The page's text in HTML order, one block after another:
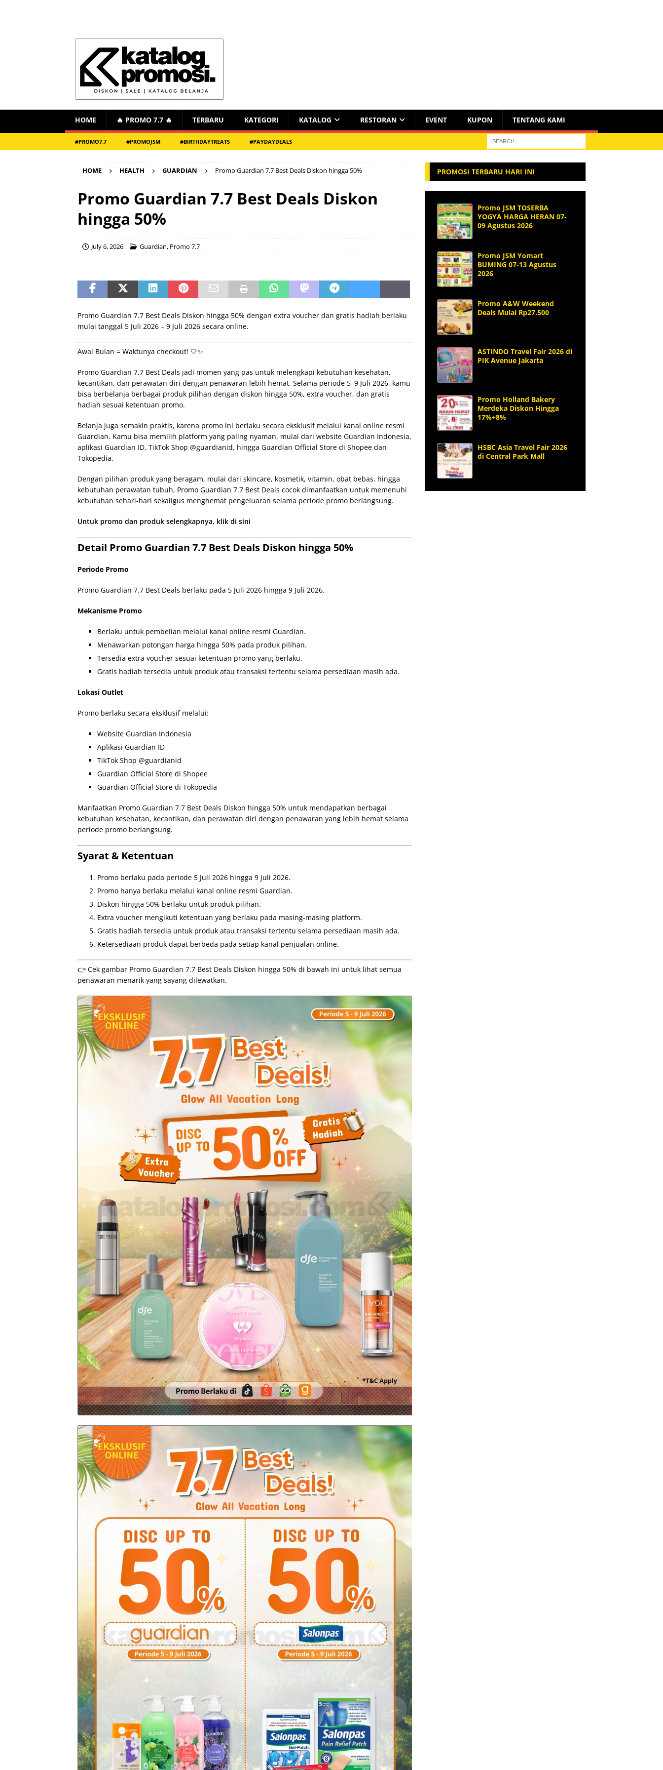
HOME 🔥 PROMO 7.7 🔥 TERBARU KATEGORI KATALOG RESTORAN EVENT KUPON TENTANG KAMI
#PROMO7.7 #PROMOJSM #BIRTHDAYTREATS #PAYDAYDEALS
HOME HEALTH GUARDIAN Promo Guardian 7.7 Best Deals Diskon hingga 50%
Promo Guardian 7.7 Best Deals Diskon
hingga 50%
July 6, 2026 Guardian, Promo 7.7
Promo Guardian 7.7 Best Deals Diskon hingga 50% dengan extra voucher dan gratis hadiah berlaku
mulai tanggal 5 Juli 2026 – 9 Juli 2026 secara online.
Awal Bulan = Waktunya checkout! 🤍✨
Promo Guardian 7.7 Best Deals jadi momen yang pas untuk melengkapi kebutuhan kesehatan,
kecantikan, dan perawatan diri dengan penawaran lebih hemat. Selama periode 5–9 Juli 2026, kamu
bisa berbelanja berbagai produk pilihan dengan diskon hingga 50%, extra voucher, dan gratis
hadiah sesuai ketentuan promo.
Belanja juga semakin praktis, karena promo ini berlaku secara eksklusif melalui kanal online resmi
Guardian. Kamu bisa memilih platform yang paling nyaman, mulai dari website Guardian Indonesia,
aplikasi Guardian ID, TikTok Shop @guardianid, hingga Guardian Official Store di Shopee dan
Tokopedia.
Dengan pilihan produk yang beragam, mulai dari skincare, kosmetik, vitamin, obat bebas, hingga
kebutuhan perawatan tubuh, Promo Guardian 7.7 Best Deals cocok dimanfaatkan untuk memenuhi
kebutuhan sehari-hari sekaligus menghemat pengeluaran selama periode promo berlangsung.
Untuk promo dan produk selengkapnya, klik di sini
Detail Promo Guardian 7.7 Best Deals Diskon hingga 50%
Periode Promo
Promo Guardian 7.7 Best Deals berlaku pada 5 Juli 2026 hingga 9 Juli 2026.
Mekanisme Promo
Berlaku untuk pembelian melalui kanal online resmi Guardian.
Menawarkan potongan harga hingga 50% pada produk pilihan.
Tersedia extra voucher sesuai ketentuan promo yang berlaku.
Gratis hadiah tersedia untuk produk atau transaksi tertentu selama persediaan masih ada.
Lokasi Outlet
Promo berlaku secara eksklusif melalui:
Website Guardian Indonesia
Aplikasi Guardian ID
TikTok Shop @guardianid
Guardian Official Store di Shopee
Guardian Official Store di Tokopedia
Manfaatkan Promo Guardian 7.7 Best Deals Diskon hingga 50% untuk mendapatkan berbagai
kebutuhan kesehatan, kecantikan, dan perawatan diri dengan penawaran yang lebih hemat selama
periode promo berlangsung.
Syarat & Ketentuan
Promo berlaku pada periode 5 Juli 2026 hingga 9 Juli 2026.
Promo hanya berlaku melalui kanal online resmi Guardian.
Diskon hingga 50% berlaku untuk produk pilihan.
Extra voucher mengikuti ketentuan yang berlaku pada masing-masing platform.
Gratis hadiah tersedia untuk produk atau transaksi tertentu selama persediaan masih ada.
Ketersediaan produk dapat berbeda pada setiap kanal penjualan online.
👉 Cek gambar Promo Guardian 7.7 Best Deals Diskon hingga 50% di bawah ini untuk lihat semua
penawaran menarik yang sayang dilewatkan.
PROMOSI TERBARU HARI INI
Promo JSM TOSERBA
YOGYA HARGA HERAN 07-
09 Agustus 2026
Promo JSM Yomart
BUMING 07-13 Agustus
2026
Promo A&W Weekend
Deals Mulai Rp27.500
ASTINDO Travel Fair 2026 di
PIK Avenue Jakarta
Promo Holland Bakery
Merdeka Diskon Hingga
17%+8%
HSBC Asia Travel Fair 2026
di Central Park Mall